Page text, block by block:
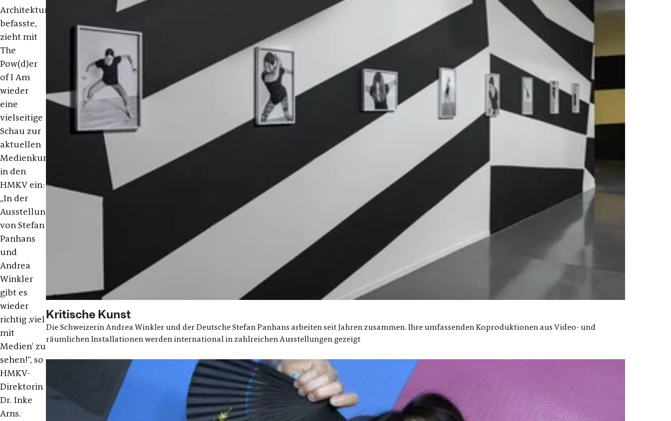
Architektur
befasste,
zieht mit
The
Pow(d)er
of I Am
wieder
eine
vielseitige
Schau zur
aktuellen
Medienkunst
in den
HMKV ein:
„In der
Ausstellung
von Stefan
Panhans
und
Andrea
Winkler
gibt es
wieder
richtig ‚viel
mit
Medien‘ zu
sehen!“, so
HMKV-
Direktorin
Dr. Inke
Arns.
Kritische Kunst
Die Schweizerin Andrea Winkler und der Deutsche Stefan Panhans arbeiten seit Jahren zusammen. Ihre umfassenden Koproduktionen aus Video- und
räumlichen Installationen werden international in zahlreichen Ausstellungen gezeigt